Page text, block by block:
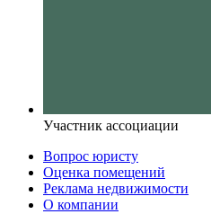
Участник ассоциации
Вопрос юристу
Оценка помещений
Реклама недвижимости
О компании